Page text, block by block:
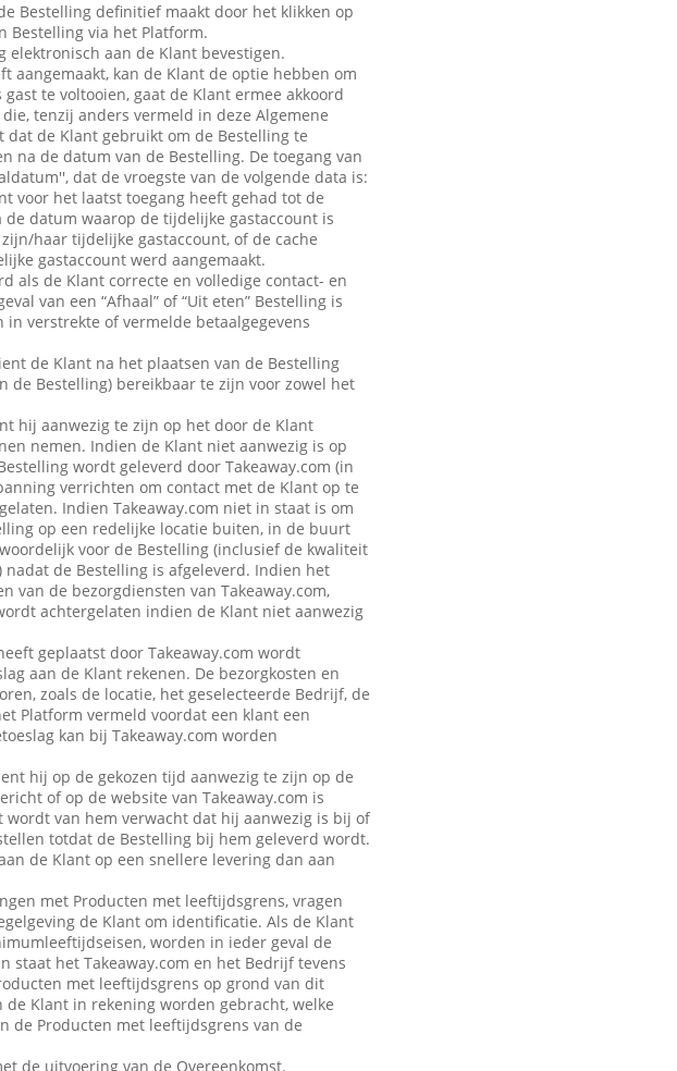
Bestelling definitief maakt door het klikken op
Bestelling via het Platform.
elektronisch aan de Klant bevestigen.
aangemaakt, kan de Klant de optie hebben om
te voltooien, gaat de Klant ermee akkoord
tenzij anders vermeld in deze Algemene
dat de Klant gebruikt om de Bestelling te
na de datum van de Bestelling. De toegang van
dat de vroegste van de volgende data is:
voor het laatst toegang heeft gehad tot de
datum waarop de tijdelijke gastaccount is
haar tijdelijke gastaccount, of de cache
gastaccount werd aangemaakt.
als de Klant correcte en volledige contact- en
van een “Afhaal” of “Uit eten” Bestelling is
verstrekte of vermelde betaalgegevens
de Klant na het plaatsen van de Bestelling
de Bestelling) bereikbaar te zijn voor zowel het
hij aanwezig te zijn op het door de Klant
nemen. Indien de Klant niet aanwezig is op
wordt geleverd door Takeaway.com (in
verrichten om contact met de Klant op te
Indien Takeaway.com niet in staat is om
op een redelijke locatie buiten, in de buurt
voor de Bestelling (inclusief de kwaliteit
de Bestelling is afgeleverd. Indien het
van de bezorgdiensten van Takeaway.com,
achtergelaten indien de Klant niet aanwezig
geplaatst door Takeaway.com wordt
aan de Klant rekenen. De bezorgkosten en
zoals de locatie, het geselecteerde Bedrijf, de
Platform vermeld voordat een klant een
kan bij Takeaway.com worden
hij op de gekozen tijd aanwezig te zijn op de
of op de website van Takeaway.com is
wordt van hem verwacht dat hij aanwezig is bij of
totdat de Bestelling bij hem geleverd wordt.
de Klant op een snellere levering dan aan
met Producten met leeftijdsgrens, vragen
de Klant om identificatie. Als de Klant
worden in ieder geval de
staat het Takeaway.com en het Bedrijf tevens
met leeftijdsgrens op grond van dit
Klant in rekening worden gebracht, welke
de Producten met leeftijdsgrens van de
de uitvoering van de Overeenkomst.